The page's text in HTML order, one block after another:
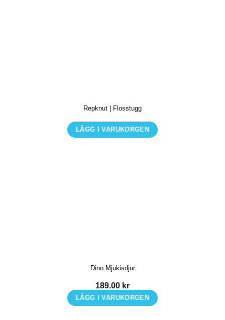
Repknut | Flosstugg
LÄGG I VARUKORGEN
väljas
på
produktsidan
Dino Mjukisdjur
189.00 kr
LÄGG I VARUKORGEN